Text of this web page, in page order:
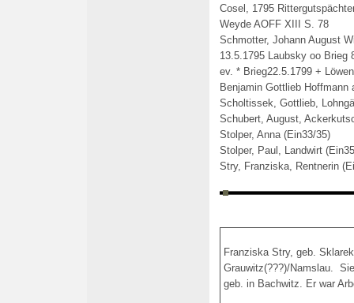
Cosel, 1795
Weyde AOFF XIII S. 78
Schmotter, Johann August
13.5.1795 Laubsky oo Brieg
ev. * Brieg22.5.1799 +
Benjamin Gottlieb
Scholtissek, Gottlieb,
Schubert, August,
Stolper, Anna (Ein33/35)
Stolper, Paul, Landwirt
Stry, Franziska, Rentnerin
Franziska Stry, geb.
Grauwitz(???)/Namslau.
geb. in Bachwitz. Er war